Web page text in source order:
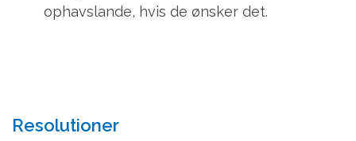
ophavslande, hvis de ønsker det.
Resolutioner